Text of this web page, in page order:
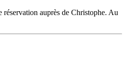
auprès de Christophe. Au